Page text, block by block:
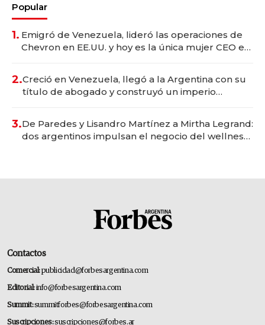
Popular
1. Emigró de Venezuela, lideró las operaciones de
Chevron en EE.UU. y hoy es la única mujer CEO en
2.Creció en Venezuela, llegó a la Argentina con su
título de abogado y construyó un imperio
3.De Paredes y Lisandro Martínez a Mirtha Legrand:
dos argentinos impulsan el negocio del wellness
Contactos
Comercial:publicidad@forbesargentina.com
Editorial:info@forbesargentina.com
Summit:summitforbes@forbesargentina.com
Suscripciones:suscripciones@forbes.ar